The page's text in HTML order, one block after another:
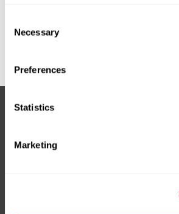
Selection
Necessary
Preferences
Statistics
Marketing
46755205, 690543, 690582,
71775549, 852015703, DSC0023L,
Підписка на новини
Не пропустіть ексклюзивні пропозиції